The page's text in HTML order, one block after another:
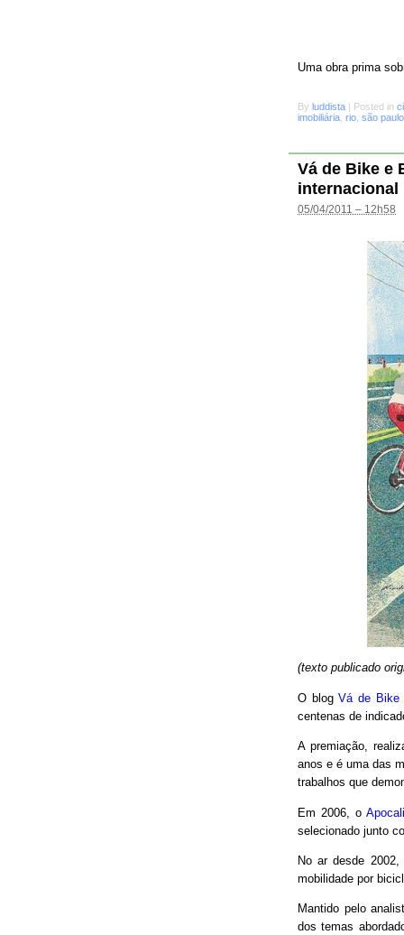
Uma obra prima
By luddista | Posted in
imobiliária rio são paulo
Vá de Bike e
internacional
05/04/2011 – 12h58
(texto publicado
O blogVá de Bike
centenas de
A premiação,
anos e é uma das
trabalhos que
Em 2006, o
selecionado junto
No ar desde
mobilidade por
Mantido pelo
dos temas